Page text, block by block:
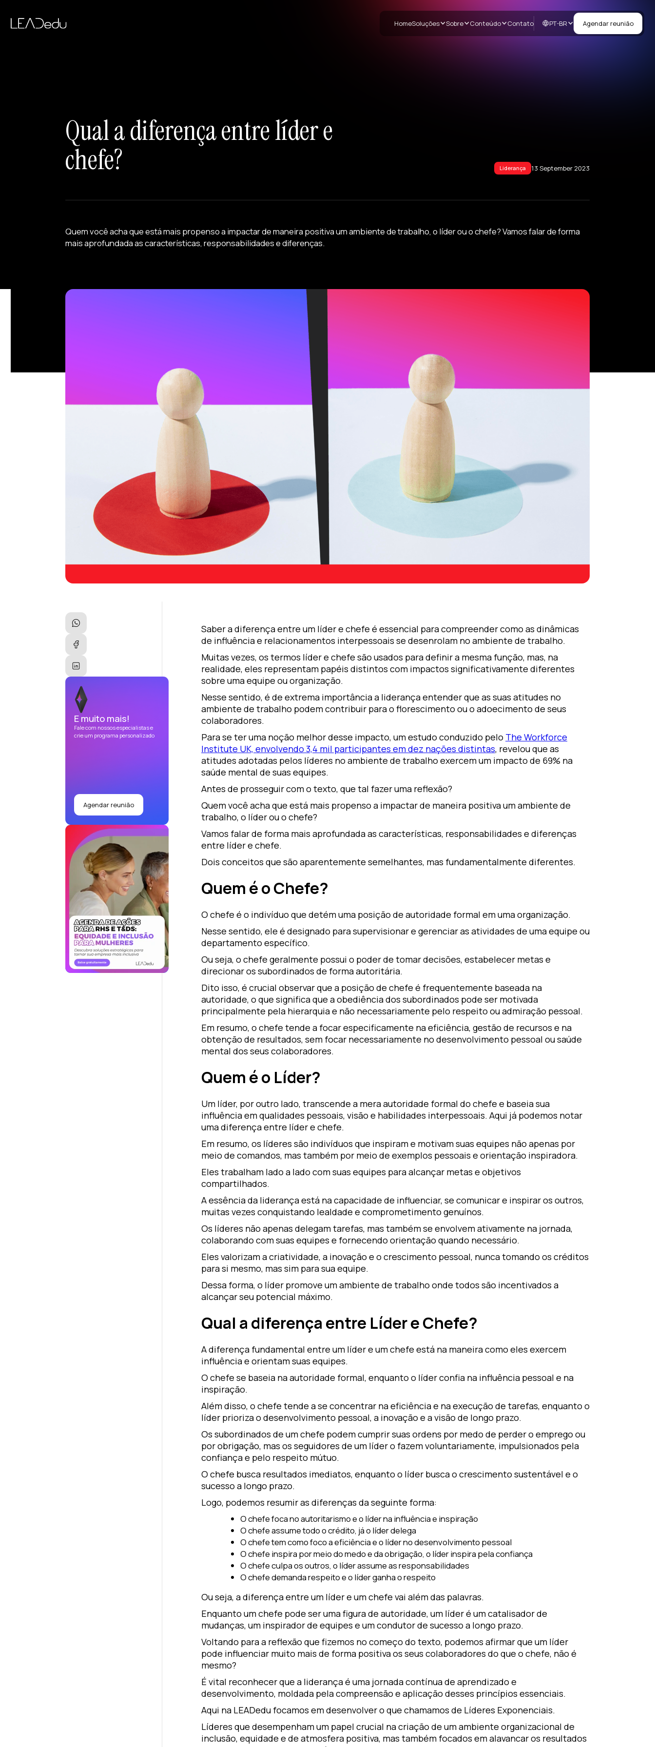
HomeSoluções Sobre Conteúdo Contato PT-BR Agendar reunião
Qual a diferença entre líder e
chefe?
Liderança 13 September 2023
Quem você acha que está mais propenso a impactar de maneira positiva um ambiente de trabalho, o líder ou o chefe? Vamos falar de forma
mais aprofundada as características, responsabilidades e diferenças.
E muito mais!
Fale com nossos especialistas e
crie um programa personalizado
Agendar reunião
Saber a diferença entre um líder e chefe é essencial para compreender como as dinâmicas
de influência e relacionamentos interpessoais se desenrolam no ambiente de trabalho.
Muitas vezes, os termos líder e chefe são usados para definir a mesma função, mas, na
realidade, eles representam papéis distintos com impactos significativamente diferentes
sobre uma equipe ou organização.
Nesse sentido, é de extrema importância a liderança entender que as suas atitudes no
ambiente de trabalho podem contribuir para o florescimento ou o adoecimento de seus
colaboradores.
Para se ter uma noção melhor desse impacto, um estudo conduzido pelo The Workforce
Institute UK, envolvendo 3,4 mil participantes em dez nações distintas, revelou que as
atitudes adotadas pelos líderes no ambiente de trabalho exercem um impacto de 69% na
saúde mental de suas equipes.
Antes de prosseguir com o texto, que tal fazer uma reflexão?
Quem você acha que está mais propenso a impactar de maneira positiva um ambiente de
trabalho, o líder ou o chefe?
Vamos falar de forma mais aprofundada as características, responsabilidades e diferenças
entre líder e chefe.
Dois conceitos que são aparentemente semelhantes, mas fundamentalmente diferentes.
Quem é o Chefe?
O chefe é o indivíduo que detém uma posição de autoridade formal em uma organização.
Nesse sentido, ele é designado para supervisionar e gerenciar as atividades de uma equipe ou
departamento específico.
Ou seja, o chefe geralmente possui o poder de tomar decisões, estabelecer metas e
direcionar os subordinados de forma autoritária.
Dito isso, é crucial observar que a posição de chefe é frequentemente baseada na
autoridade, o que significa que a obediência dos subordinados pode ser motivada
principalmente pela hierarquia e não necessariamente pelo respeito ou admiração pessoal.
Em resumo, o chefe tende a focar especificamente na eficiência, gestão de recursos e na
obtenção de resultados, sem focar necessariamente no desenvolvimento pessoal ou saúde
mental dos seus colaboradores.
Quem é o Líder?
Um líder, por outro lado, transcende a mera autoridade formal do chefe e baseia sua
influência em qualidades pessoais, visão e habilidades interpessoais. Aqui já podemos notar
uma diferença entre líder e chefe.
Em resumo, os líderes são indivíduos que inspiram e motivam suas equipes não apenas por
meio de comandos, mas também por meio de exemplos pessoais e orientação inspiradora.
Eles trabalham lado a lado com suas equipes para alcançar metas e objetivos
compartilhados.
A essência da liderança está na capacidade de influenciar, se comunicar e inspirar os outros,
muitas vezes conquistando lealdade e comprometimento genuínos.
Os líderes não apenas delegam tarefas, mas também se envolvem ativamente na jornada,
colaborando com suas equipes e fornecendo orientação quando necessário.
Eles valorizam a criatividade, a inovação e o crescimento pessoal, nunca tomando os créditos
para si mesmo, mas sim para sua equipe.
Dessa forma, o líder promove um ambiente de trabalho onde todos são incentivados a
alcançar seu potencial máximo.
Qual a diferença entre Líder e Chefe?
A diferença fundamental entre um líder e um chefe está na maneira como eles exercem
influência e orientam suas equipes.
O chefe se baseia na autoridade formal, enquanto o líder confia na influência pessoal e na
inspiração.
Além disso, o chefe tende a se concentrar na eficiência e na execução de tarefas, enquanto o
líder prioriza o desenvolvimento pessoal, a inovação e a visão de longo prazo.
Os subordinados de um chefe podem cumprir suas ordens por medo de perder o emprego ou
por obrigação, mas os seguidores de um líder o fazem voluntariamente, impulsionados pela
confiança e pelo respeito mútuo.
O chefe busca resultados imediatos, enquanto o líder busca o crescimento sustentável e o
sucesso a longo prazo.
Logo, podemos resumir as diferenças da seguinte forma:
O chefe foca no autoritarismo e o líder na influência e inspiração
O chefe assume todo o crédito, já o líder delega
O chefe tem como foco a eficiência e o líder no desenvolvimento pessoal
O chefe inspira por meio do medo e da obrigação, o líder inspira pela confiança
O chefe culpa os outros, o líder assume as responsabilidades
O chefe demanda respeito e o líder ganha o respeito
Ou seja, a diferença entre um líder e um chefe vai além das palavras.
Enquanto um chefe pode ser uma figura de autoridade, um líder é um catalisador de
mudanças, um inspirador de equipes e um condutor de sucesso a longo prazo.
Voltando para a reflexão que fizemos no começo do texto, podemos afirmar que um líder
pode influenciar muito mais de forma positiva os seus colaboradores do que o chefe, não é
mesmo?
É vital reconhecer que a liderança é uma jornada contínua de aprendizado e
desenvolvimento, moldada pela compreensão e aplicação desses princípios essenciais.
Aqui na LEADedu focamos em desenvolver o que chamamos de Líderes Exponenciais.
Líderes que desempenham um papel crucial na criação de um ambiente organizacional de
inclusão, equidade e de atmosfera positiva, mas também focados em alavancar os resultados